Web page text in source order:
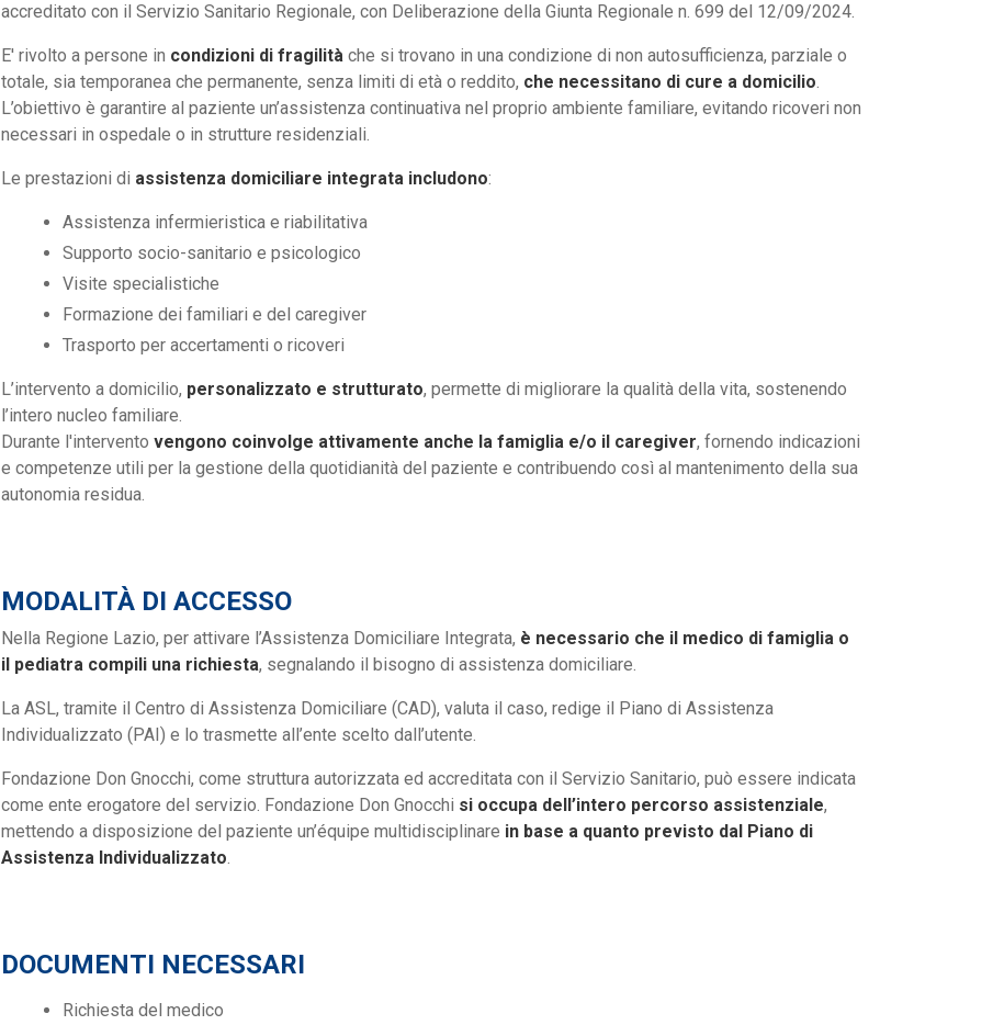
accreditato con il Servizio Sanitario Regionale, con Deliberazione della Giunta Regionale n. 699 del 12/09/2024.
E' rivolto a persone in condizioni di fragilità che si trovano in una condizione di non autosufficienza, parziale o
totale, sia temporanea che permanente, senza limiti di età o reddito, che necessitano di cure a domicilio.
L’obiettivo è garantire al paziente un’assistenza continuativa nel proprio ambiente familiare, evitando ricoveri non
necessari in ospedale o in strutture residenziali.
Le prestazioni di assistenza domiciliare integrata includono:
Assistenza infermieristica e riabilitativa
Supporto socio-sanitario e psicologico
Visite specialistiche
Formazione dei familiari e del caregiver
Trasporto per accertamenti o ricoveri
L’intervento a domicilio, personalizzato e strutturato, permette di migliorare la qualità della vita, sostenendo
l’intero nucleo familiare.
Durante l'intervento vengono coinvolge attivamente anche la famiglia e/o il caregiver, fornendo indicazioni
e competenze utili per la gestione della quotidianità del paziente e contribuendo così al mantenimento della sua
autonomia residua.
MODALITÀ DI ACCESSO
Nella Regione Lazio, per attivare l’Assistenza Domiciliare Integrata, è necessario che il medico di famiglia o
il pediatra compili una richiesta, segnalando il bisogno di assistenza domiciliare.
La ASL, tramite il Centro di Assistenza Domiciliare (CAD), valuta il caso, redige il Piano di Assistenza
Individualizzato (PAI) e lo trasmette all’ente scelto dall’utente.
Fondazione Don Gnocchi, come struttura autorizzata ed accreditata con il Servizio Sanitario, può essere indicata
come ente erogatore del servizio. Fondazione Don Gnocchi si occupa dell’intero percorso assistenziale,
mettendo a disposizione del paziente un’équipe multidisciplinare in base a quanto previsto dal Piano di
Assistenza Individualizzato.
DOCUMENTI NECESSARI
Richiesta del medico